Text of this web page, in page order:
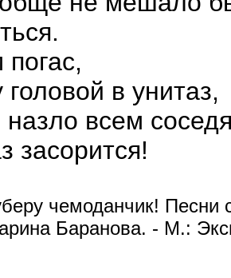
в унитаз,
назло всем
засорится!
чемоданчик! Песни
Баранова. - М.: